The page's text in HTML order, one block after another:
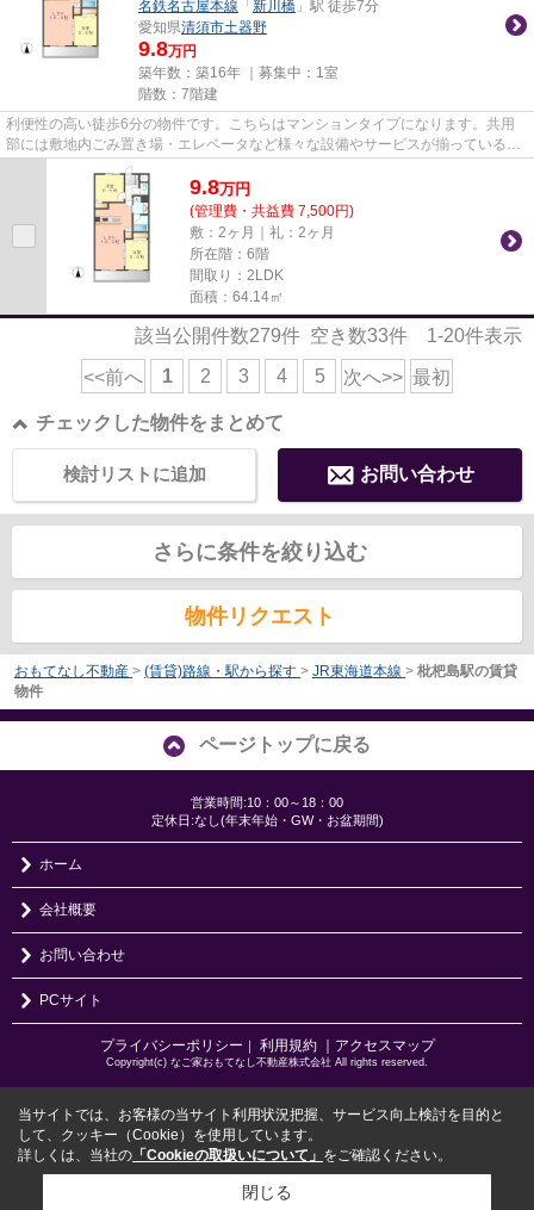
名鉄名古屋本線 「 新川橋 」駅 徒歩7分
愛知県清須市土器野
9.8万円
築年数：築16年 ｜募集中： 1室
階数：7階建
利便性の高い徒歩6分の物件です。こちらはマンションタイプになります。共用
部には敷地内ごみ置き場・エレベータなど様々な設備やサービスが揃っているの
で便利です。こだわりポイント...
9.8万円
(管理費・共益費 7,500円)
敷：2ヶ月｜礼：2ヶ月
所在階：6階
間取り：2LDK
面積：64.14㎡
該当公開件数279件 空き数33件 1-20件表示
<<前へ 1 2 3 4 5 次へ>> 最初
チェックした物件をまとめて
お問い合わせ
検討リストに追加
さらに条件を絞り込む
物件リクエスト
おもてなし不動産 > (賃貸)路線・駅から探す > JR東海道本線 > 枇杷島駅の賃貸
物件
ページトップに戻る
営業時間:10：00～18：00
定休日:なし(年末年始・GW・お盆期間)
ホーム
会社概要
お問い合わせ
PCサイト
プライバシーポリシー ｜ 利用規約 ｜アクセスマップ
Copyright(c) なご家おもてなし不動産株式会社 All rights reserved.
当サイトでは、お客様の当サイト利用状況把握、サービス向上検討を目的と
して、クッキー（Cookie）を使用しています。
詳しくは、当社の 「Cookieの取扱いについて」 をご確認ください。
閉じる